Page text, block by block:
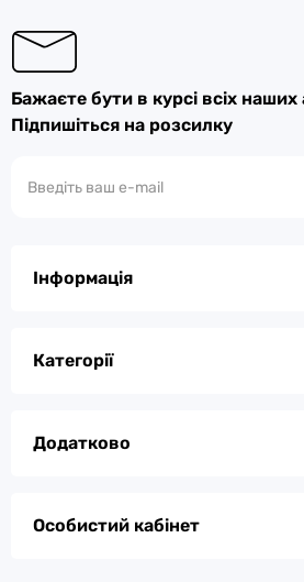
Бажаєте бути в курсі всіх
Підпишіться на розсилку
Інформація
Категорії
Додатково
Особистий кабінет